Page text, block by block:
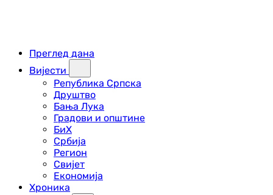
Преглед дана
Вијести
Република Српска
Друштво
Бања Лука
Градови и општине
БиХ
Србија
Регион
Свијет
Економија
Хроника